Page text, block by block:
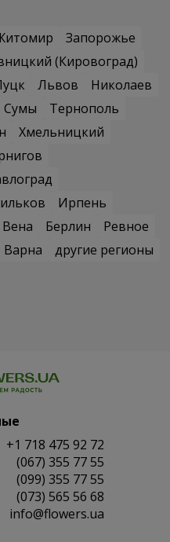
Запорожье
(Кировоград)
Львов
Николаев
Сумы
Тернополь
Хмельницкий
Ирпень
Вена Берлин
Ревное
Варна
другие регионы
+1 718 475 92 72
(067) 355 77 55
(099) 355 77 55
(073) 565 56 68
info@flowers.ua